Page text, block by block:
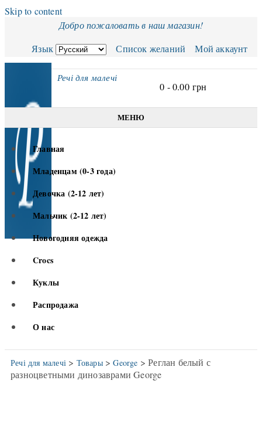
Skip to content
Добро пожаловать в наш магазин!
Язык
Список желаний Мой аккаунт
Речі для малечі
0 -0.00 грн
МЕНЮ
Главная
Младенцам (0-3 года)
Девочка (2-12 лет)
Мальчик (2-12 лет)
Новогодняя одежда
Crocs
Куклы
Распродажа
О нас
Речі для малечі > Товары>George > Реглан белый с
разноцветными динозаврами George